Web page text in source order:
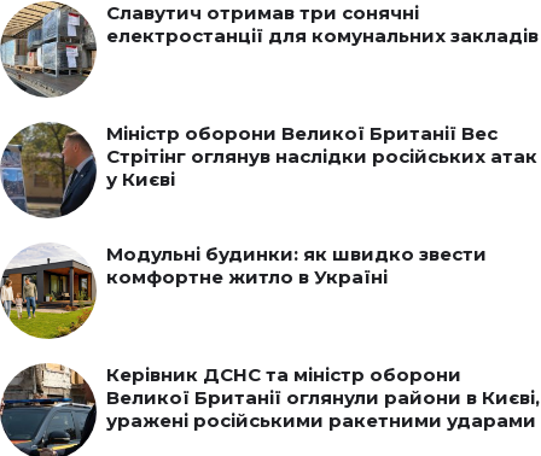
Славутич отримав три сонячні
електростанції для комунальних закладів
Міністр оборони Великої Британії Вес
Стрітінг оглянув наслідки російських атак
у Києві
Модульні будинки: як швидко звести
комфортне житло в Україні
Керівник ДСНС та міністр оборони
Великої Британії оглянули райони в Києві,
уражені російськими ракетними ударами